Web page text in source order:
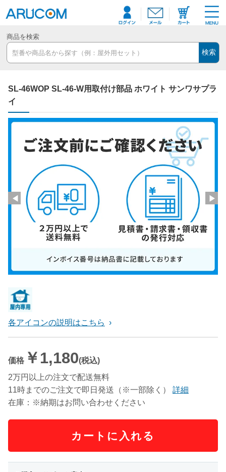
商品を検索
検索
SL-46WOP SL-46-W用取付け部品 ホワイト サンワサプラ
イ
◀ ▶
各アイコンの説明はこちら
価格 ￥1,180(税込)
2万円以上の注文で配送無料
11時までのご注文で即日発送（※一部除く）
詳細
在庫：※納期はお問い合わせください
カートに入れる